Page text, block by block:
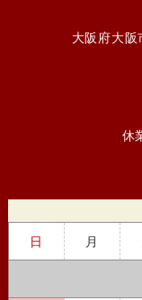
大阪府大
休
日
月